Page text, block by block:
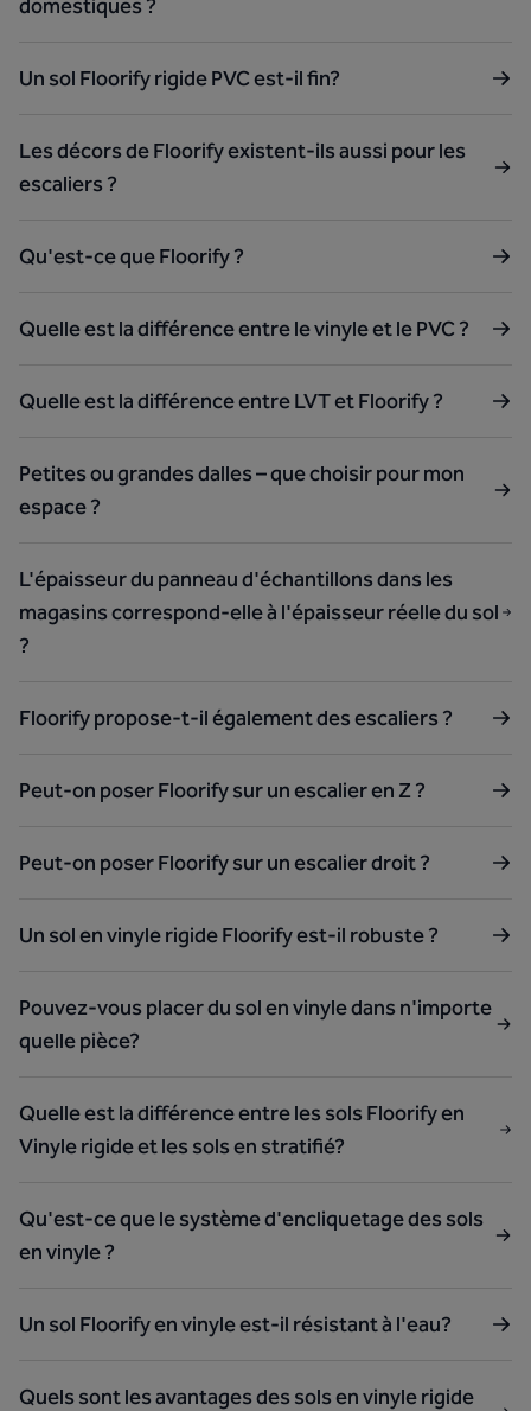
domestiques ?
Un sol Floorify rigide PVC est-il fin?
Les décors de Floorify existent-ils aussi pour les
escaliers ?
Qu'est-ce que Floorify ?
Quelle est la différence entre le vinyle et le PVC ?
Quelle est la différence entre LVT et Floorify ?
Petites ou grandes dalles – que choisir pour mon
espace ?
L'épaisseur du panneau d'échantillons dans les
magasins correspond-elle à l'épaisseur réelle du sol
?
Floorify propose-t-il également des escaliers ?
Peut-on poser Floorify sur un escalier en Z ?
Peut-on poser Floorify sur un escalier droit ?
Un sol en vinyle rigide Floorify est-il robuste ?
Pouvez-vous placer du sol en vinyle dans n'importe
quelle pièce?
Quelle est la différence entre les sols Floorify en
Vinyle rigide et les sols en stratifié?
Qu'est-ce que le système d'encliquetage des sols
en vinyle ?
Un sol Floorify en vinyle est-il résistant à l'eau?
Quels sont les avantages des sols en vinyle rigide